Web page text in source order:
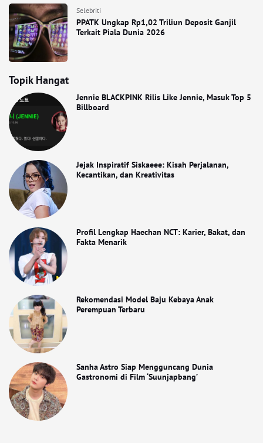
Selebriti
PPATK Ungkap Rp1,02 Triliun Deposit Ganjil
Terkait Piala Dunia 2026
Topik Hangat
Jennie BLACKPINK Rilis Like Jennie, Masuk Top 5
Billboard
Jejak Inspiratif Siskaeee: Kisah Perjalanan,
Kecantikan, dan Kreativitas
Profil Lengkap Haechan NCT: Karier, Bakat, dan
Fakta Menarik
Rekomendasi Model Baju Kebaya Anak
Perempuan Terbaru
Sanha Astro Siap Mengguncang Dunia
Gastronomi di Film ‘Suunjapbang’